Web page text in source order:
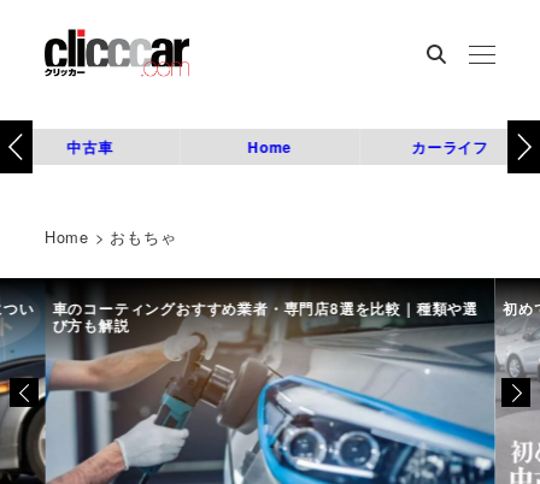
中古車 Home カーライフ
Home > おもちゃ
い 車のコーティングおすすめ業者・専門店8選を比較｜種類や選
び方も解説
初め